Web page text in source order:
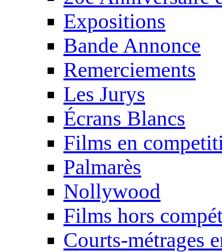
Expositions
Bande Annonce
Remerciements
Les Jurys
Écrans Blancs
Films en
Palmarès
Nollywood
Films hors
Courts-métrages